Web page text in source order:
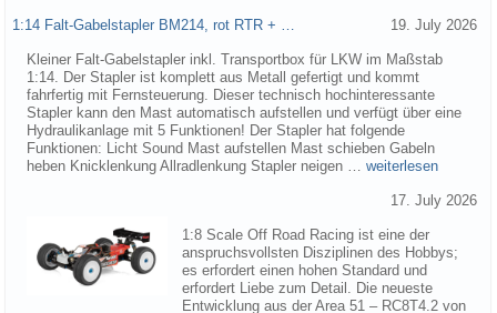
1:14 Falt-Gabelstapler BM214, rot RTR + … 19. July 2026
Kleiner Falt-Gabelstapler inkl. Transportbox für LKW im Maßstab
1:14. Der Stapler ist komplett aus Metall gefertigt und kommt
fahrfertig mit Fernsteuerung. Dieser technisch hochinteressante
Stapler kann den Mast automatisch aufstellen und verfügt über eine
Hydraulikanlage mit 5 Funktionen! Der Stapler hat folgende
Funktionen: Licht Sound Mast aufstellen Mast schieben Gabeln
heben Knicklenkung Allradlenkung Stapler neigen … weiterlesen
17. July 2026
1:8 Scale Off Road Racing ist eine der
anspruchsvollsten Disziplinen des Hobbys;
es erfordert einen hohen Standard und
erfordert Liebe zum Detail. Die neueste
Entwicklung aus der Area 51 – RC8T4.2 von